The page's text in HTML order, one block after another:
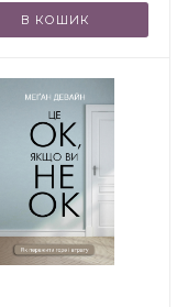
В КОШИК